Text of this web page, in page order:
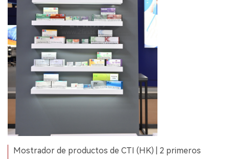
Mostrador de productos de CTI (HK) | 2 primeros